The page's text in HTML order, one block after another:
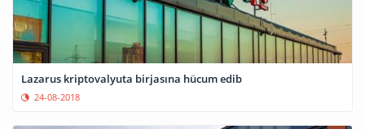
Lazarus kriptovalyuta birjasına hücum edib
24-08-2018